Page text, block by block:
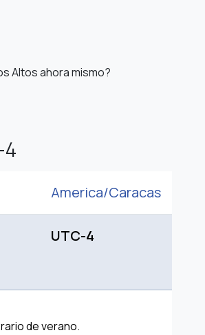
Altos ahora mismo?
4
America/Caracas
UTC-4
de verano.